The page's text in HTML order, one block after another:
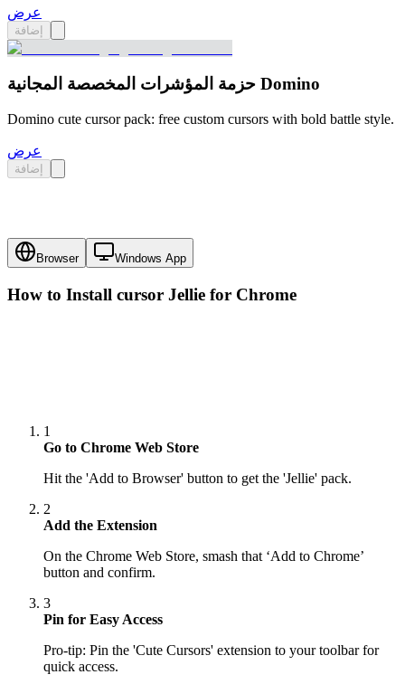
عرض
إضافة
حزمة المؤشرات المخصصة المجانية Domino
Domino cute cursor pack: free custom cursors with bold battle style.
عرض
إضافة
Browser Windows App
How to Install cursor Jellie for Chrome
1
Go to Chrome Web Store
Hit the 'Add to Browser' button to get the 'Jellie' pack.
2
Add the Extension
On the Chrome Web Store, smash that ‘Add to Chrome’
button and confirm.
3
Pin for Easy Access
Pro-tip: Pin the 'Cute Cursors' extension to your toolbar for
quick access.